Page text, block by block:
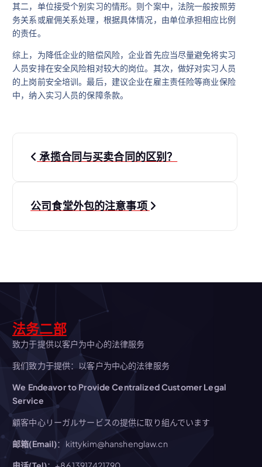
其二，单位接受个别实习的情形。则个案中，法院一般按照劳
务关系或雇佣关系处理，根据具体情况，由单位承担相应比例
的责任。
综上，为降低企业的赔偿风险，企业首先应当尽量避免将实习
人员安排在安全风险相对较大的岗位。其次，做好对实习人员
的上岗前安全培训。最后，建议企业在雇主责任险等商业保险
中，纳入实习人员的保障条款。
文
导
承揽合同与买卖合同的区别？
公司食堂外包的注意事项
法务二部
致力于提供以客户为中心的法律服务
我们致力于提供：以客户为中心的法律服务
We Endeavor to Provide Centralized Customer Legal
Service
顧客中心リーガルサービスの提供に取り組んでいます
邮箱(Email)：kittykim@hanshenglaw.cn